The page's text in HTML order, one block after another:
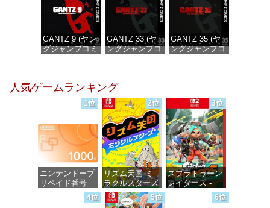
GANTZ 9 (ヤン
グジャンプコミ
GANTZ 33 (ヤ
ングジャンプコ
GANTZ 35 (ヤ
ングジャンプコ
人気ゲームランキング
1位
ニンテンドープ
リペイド番号
1000円|オンラ
インコード版
2位
リズム天国 ミ
ラクルスターズ
-Switch
3位
スプラトゥーン
レイダース -
4位 5位 6位